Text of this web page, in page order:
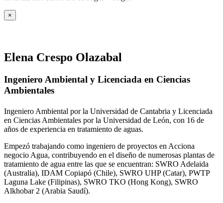
×
Elena Crespo Olazabal
Ingeniero Ambiental y Licenciada en Ciencias
Ambientales
Ingeniero Ambiental por la Universidad de Cantabria y Licenciada
en Ciencias Ambientales por la Universidad de León, con 16 de
años de experiencia en tratamiento de aguas.
Empezó trabajando como ingeniero de proyectos en Acciona
negocio Agua, contribuyendo en el diseño de numerosas plantas de
tratamiento de agua entre las que se encuentran: SWRO Adelaida
(Australia), IDAM Copiapó (Chile), SWRO UHP (Catar), PWTP
Laguna Lake (Filipinas), SWRO TKO (Hong Kong), SWRO
Alkhobar 2 (Arabia Saudí).